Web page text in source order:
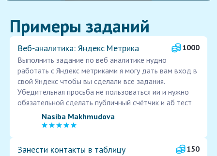
Примеры заданий
Веб‑аналитика: Яндекс Метрика
1000
Выполнить задание по веб аналитике нудно
работать с Яндекс метриками я могу дать вам вход в
свой Яндекс чтобы вы сделали все задания.
Убедительная просьба не пользоваться ии и нужно
обязательной сделать публичный счётчик и аб тест
Nasiba Makhmudova
Занести контакты в таблицу
150